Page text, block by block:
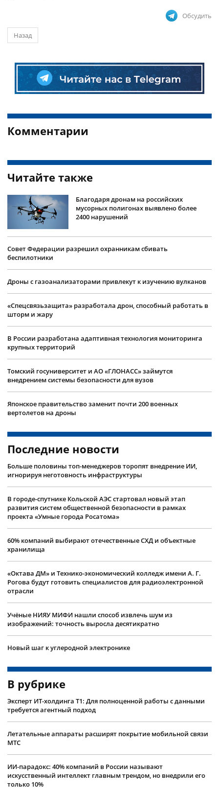
Обсудить
Назад
Комментарии
Читайте также
Благодаря дронам на российских
мусорных полигонах выявлено более
2400 нарушений
Совет Федерации разрешил охранникам сбивать
беспилотники
Дроны с газоанализаторами привлекут к изучению вулканов
«Спецсвязьзащита» разработала дрон, способный работать в
шторм и жару
В России разработана адаптивная технология мониторинга
крупных территорий
Томский госуниверситет и АО «ГЛОНАСС» займутся
внедрением системы безопасности для вузов
Японское правительство заменит почти 200 военных
вертолетов на дроны
Последние новости
Больше половины топ-менеджеров торопят внедрение ИИ,
игнорируя неготовность инфраструктуры
В городе-спутнике Кольской АЭС стартовал новый этап
развития систем общественной безопасности в рамках
проекта «Умные города Росатома»
60% компаний выбирают отечественные СХД и объектные
хранилища
«Октава ДМ» и Технико-экономический колледж имени А. Г.
Рогова будут готовить специалистов для радиоэлектронной
отрасли
Учëные НИЯУ МИФИ нашли способ извлечь шум из
изображений: точность выросла десятикратно
Новый шаг к углеродной электронике
В рубрике
Эксперт ИТ-холдинга Т1: Для полноценной работы с данными
требуется агентный подход
Летательные аппараты расширят покрытие мобильной связи
МТС
ИИ-парадокс: 40% компаний в России называют
искусственный интеллект главным трендом, но внедрили его
только 10%